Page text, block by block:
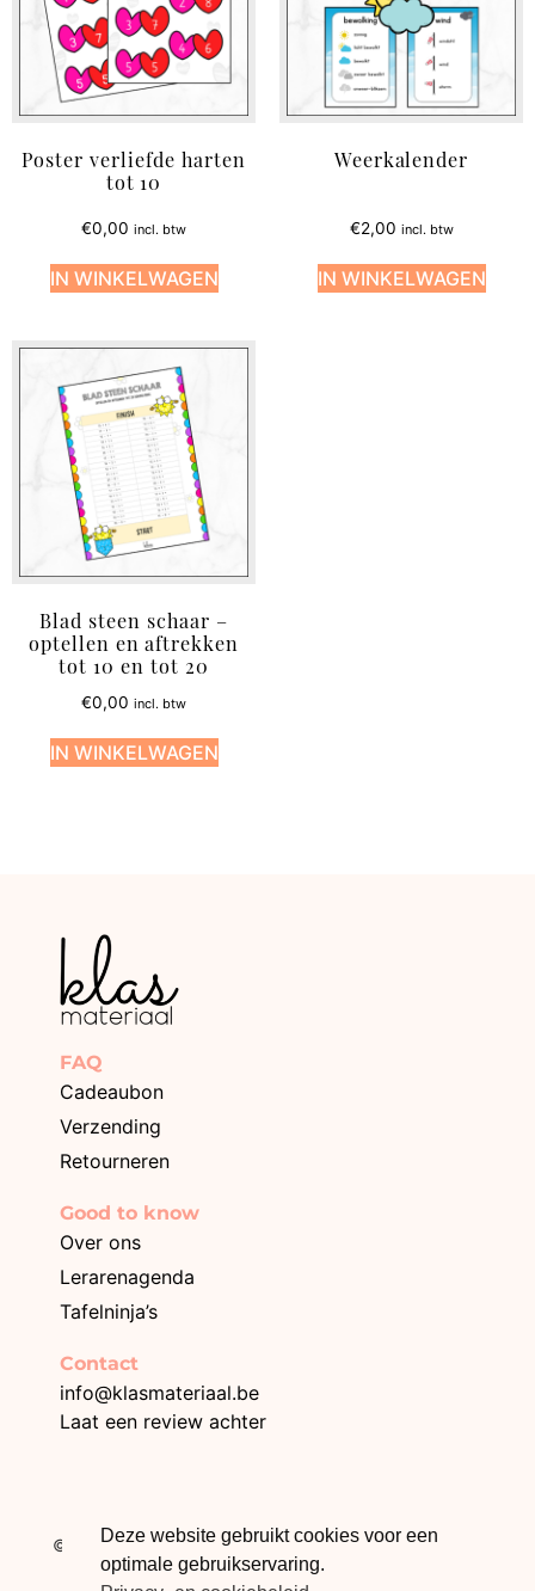
Poster verliefde harten
tot 10
€0,00 incl. btw
IN WINKELWAGEN
Weerkalender
€2,00 incl. btw
IN WINKELWAGEN
Blad steen schaar –
optellen en aftrekken
tot 10 en tot 20
€0,00 incl. btw
IN WINKELWAGEN
FAQ
Cadeaubon
Verzending
Retourneren
Good to know
Over ons
Lerarenagenda
Tafelninja’s
Contact
info@klasmateriaal.be
Laat een review achter
© 2026 Klasmateriaal – Webdesign The Online Builders
Deze website gebruikt cookies voor een
optimale gebruikservaring.